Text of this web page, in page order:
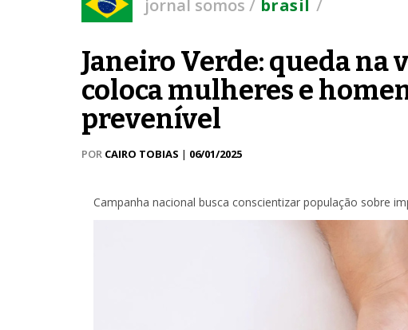
jornal somos brasil
Janeiro Verde: queda na
coloca mulheres e
prevenível
POR CAIRO TOBIAS | 06/01/2025
Campanha nacional busca conscientizar população sobre